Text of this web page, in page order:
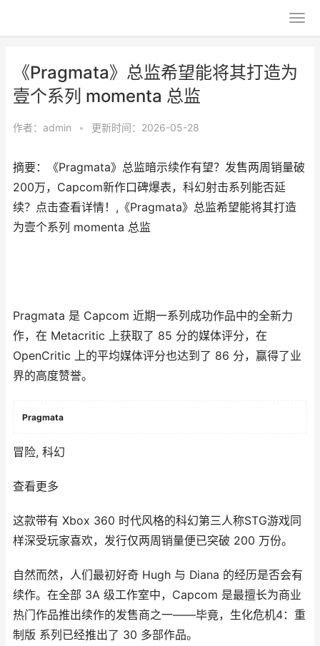
《Pragmata》总监希望能将其打造为
壹个系列 momenta 总监
作者： admin • 更新时间：2026-05-28
摘要：《Pragmata》总监暗示续作有望？发售两周销量破
200万，Capcom新作口碑爆表，科幻射击系列能否延
续？点击查看详情！,《Pragmata》总监希望能将其打造
为壹个系列 momenta 总监
Pragmata 是 Capcom 近期一系列成功作品中的全新力
作，在 Metacritic 上获取了 85 分的媒体评分，在
OpenCritic 上的平均媒体评分也达到了 86 分，赢得了业
界的高度赞誉。
Pragmata
冒险, 科幻
查看更多
这款带有 Xbox 360 时代风格的科幻第三人称STG游戏同
样深受玩家喜欢，发行仅两周销量便已突破 200 万份。
自然而然，人们最初好奇 Hugh 与 Diana 的经历是否会有
续作。在全部 3A 级工作室中，Capcom 是最擅长为商业
热门作品推出续作的发售商之一——毕竟，生化危机4：重
制版 系列已经推出了 30 多部作品。